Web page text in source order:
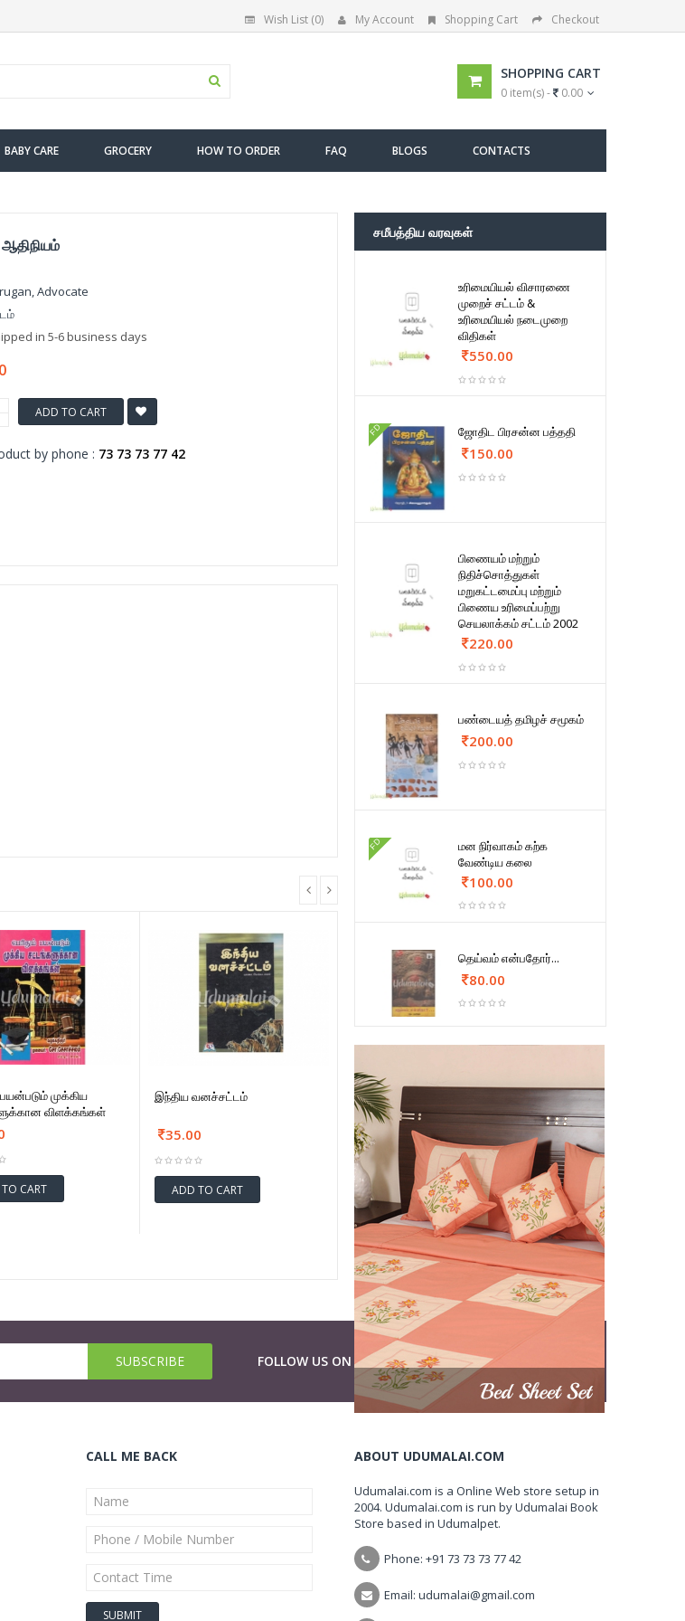
Wish List (0) My Account Shopping Cart Checkout
SHOPPING CART
0 item(s) - 0.00
BABY CARE GROCERY HOW TO ORDER FAQ BLOGS CONTACTS
ஆதிநியம்
Advocate
in 5-6 business days
ADD TO CART
by phone : 73 73 73 77 42
பயன்படும் முக்கிய
விளக்கங்கள்
CART
இந்திய வனச்சட்டம்
35.00
ADD TO CART
சமீபத்திய வரவுகள்
உரிமையியல் விசாரணை
முறைச் சட்டம் &
உரிமையியல் நடைமுறை
விதிகள்
550.00
FD ஜோதிட பிரசன்ன பத்ததி
150.00
பிணையம் மற்றும்
நிதிச்சொத்துகள்
மறுகட்டமைப்பு மற்றும்
பிணைய உரிமைப்பற்று
செயலாக்கம் சட்டம் 2002
220.00
பண்டையத் தமிழச் சமூகம்
200.00
FD
மன நிர்வாகம் கற்க
வேண்டிய கலை
100.00
தெய்வம் என்பதோர்...
80.00
FOLLOW US ON
CALL ME BACK ABOUT UDUMALAI.COM
Udumalai.com is a Online Web store setup in
2004. Udumalai.com is run by Udumalai Book
Store based in Udumalpet.
Phone: +91 73 73 73 77 42
Email: udumalai@gmail.com